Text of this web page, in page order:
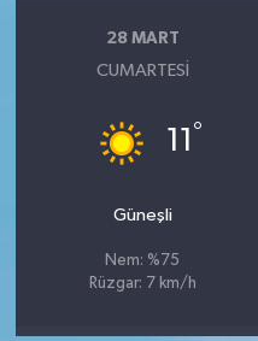
28 MART
CUMARTESI
11 °
Güneşli
Nem: %75
Rüzgar: 7 km/h